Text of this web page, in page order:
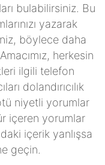
bulabilirsiniz. Bu
yazarak
böylece daha
herkesin
ilgili telefon
dolandırıcılık
niyetli yorumlar
içeren yorumlar
içerik yanlışsa
geçin.